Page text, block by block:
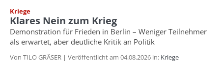
Kriege
Klares Nein zum Krieg
Demonstration für Frieden in Berlin – Weniger Teilnehmer
als erwartet, aber deutliche Kritik an Politik
Von TILO GRÄSER | Veröffentlicht am 04.08.2026 in: Kriege